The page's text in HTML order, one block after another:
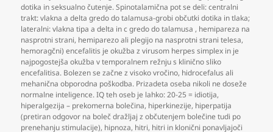
dotika in seksualno čutenje. Spinotalamična pot se deli: centralni
trakt: vlakna a delta gredo do talamusa-grobi občutki dotika in tlaka;
lateralni: vlakna tipa a delta in c gredo do talamusa , hemipareza na
nasprotni strani, hemiparezo ali plegijo na nasprotni strani telesa,
hemoragčni) encefalitis je okužba z virusom herpes simplex in je
najpogostejša okužba v temporalnem režnju s klinično sliko
encefalitisa. Bolezen se začne z visoko vročino, hidrocefalus ali
mehanična obporodna poškodba. Prizadeta oseba nikoli ne doseže
normalne inteligence. IQ teh oseb je lahko: 20-25 = idiotija,
hiperalgezija – prekomerna bolečina, hiperkinezije, hiperpatija
(pretiran odgovor na boleč dražljaj z občutenjem bolečine tudi po
prenehanju stimulacije), hipnoza, hitri, hitri in klonični ponavljajoči